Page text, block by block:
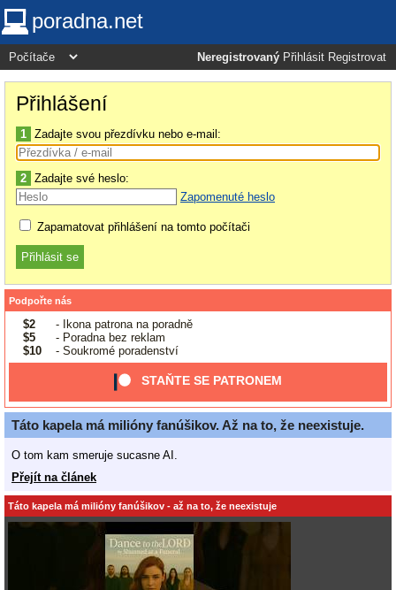
poradna.net
Neregistrovaný Přihlásit Registrovat
Přihlášení
1 Zadajte svou přezdívku nebo e-mail:
2 Zadajte své heslo:
Zapomenuté heslo
Zapamatovat přihlášení na tomto počítači
Podpořte nás
$2
- Ikona patrona na poradně
$5
- Poradna bez reklam
$10
- Soukromé poradenství
STAŇTE SE PATRONEM
Táto kapela má milióny fanúšikov. Až na to, že neexistuje.
O tom kam smeruje sucasne AI.
Přejít na článek
Táto kapela má milióny fanúšikov - až na to, že neexistuje